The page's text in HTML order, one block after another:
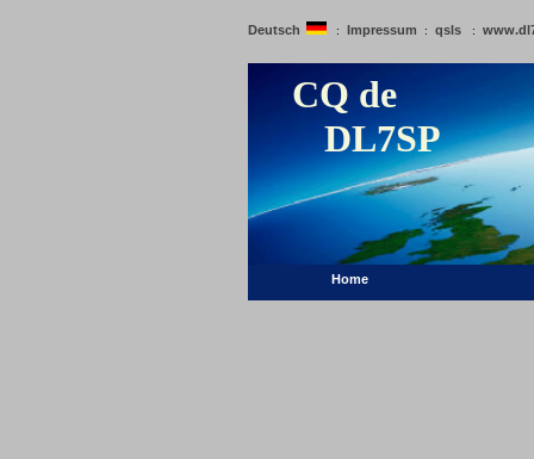
Deutsch : Impressum : qsls :
CQ de
DL7SP
Home